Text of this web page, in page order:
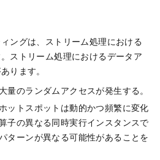
ングは、ストリーム処理における
ストリーム処理におけるデータア
ります。
量のランダムアクセスが発生する。
ットスポットは動的かつ頻繁に変化
子の異なる同時実行インスタンスで
ターンが異なる可能性があることを